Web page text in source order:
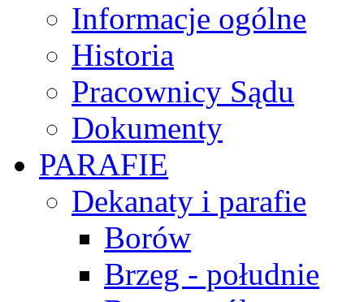
Informacje ogólne
Historia
Pracownicy Sądu
Dokumenty
PARAFIE
Dekanaty i parafie
Borów
Brzeg - południe